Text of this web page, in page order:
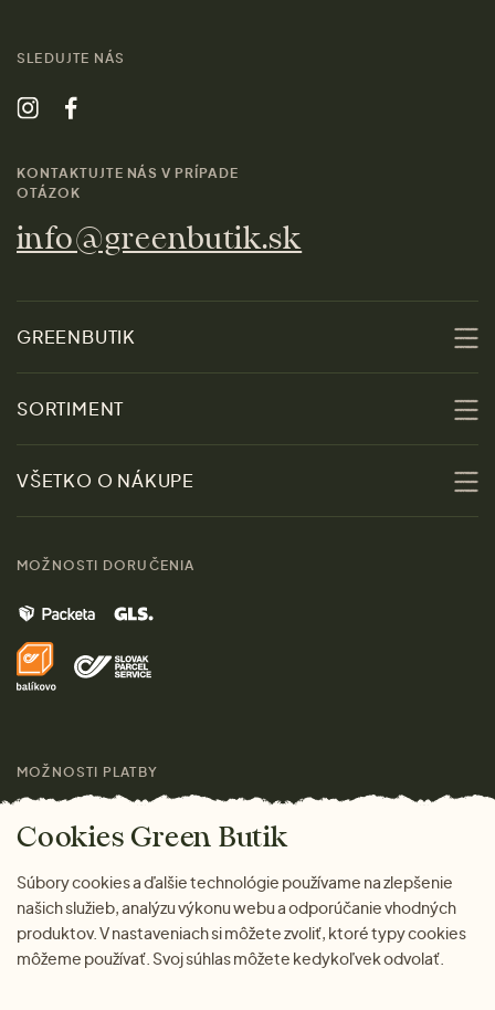
SLEDUJTE NÁS
KONTAKTUJTE NÁS V PRÍPADE
OTÁZOK
info@greenbutik.sk
GREENBUTIK
Udržateľnosť
Kontakt
Značky
Pre médiá
SORTIMENT
Zľavy
Ženy
Muži
Domov
Darčeky
VŠETKO O NÁKUPE
Doprava a platba
MOŽNOSTI DORUČENIA
MOŽNOSTI PLATBY
Cookies Green Butik
Súbory cookies a ďalšie technológie používame na zlepšenie
našich služieb, analýzu výkonu webu a odporúčanie vhodných
produktov. V nastaveniach si môžete zvoliť, ktoré typy cookies
môžeme používať. Svoj súhlas môžete kedykoľvek odvolať.